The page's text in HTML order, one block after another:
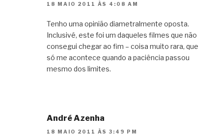
18 MAIO 2011 ÀS 4:08 AM
Tenho uma opinião diametralmente oposta.
Inclusivé, este foi um daqueles filmes que não
consegui chegar ao fim – coisa muito rara, que
só me acontece quando a paciência passou
mesmo dos limites.
André Azenha
18 MAIO 2011 ÀS 3:49 PM